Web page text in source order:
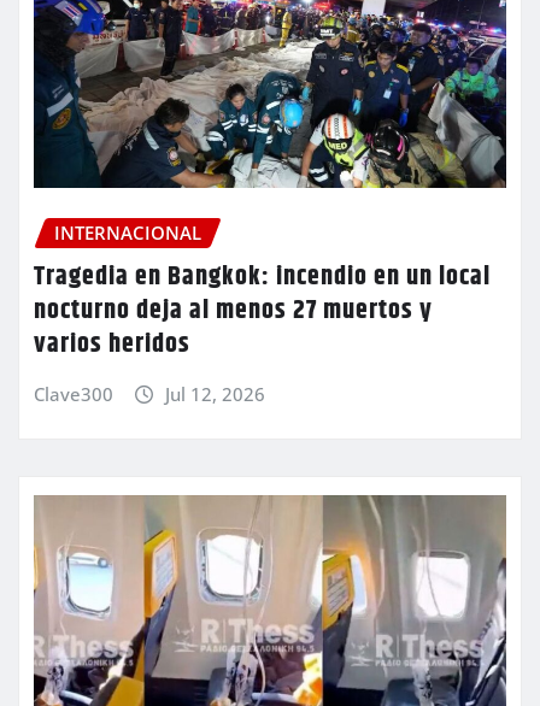
INTERNACIONAL
Tragedia en Bangkok: incendio en un local
nocturno deja al menos 27 muertos y
varios heridos
Clave300 Jul 12, 2026